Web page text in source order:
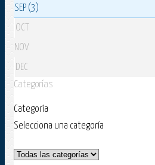
SEP (3)
OCT
NOV
DEC
Categorías
Categoría
Selecciona una categoría